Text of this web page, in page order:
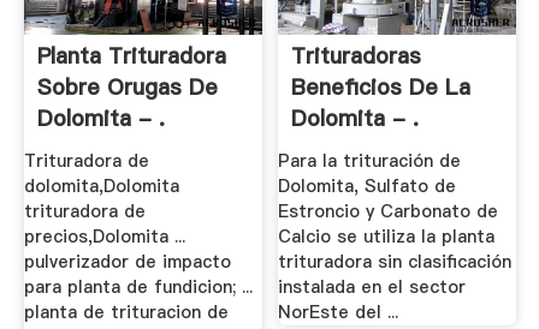
Planta Trituradora
Sobre Orugas De
Dolomita - .
Trituradora de
dolomita,Dolomita
trituradora de
precios,Dolomita ...
pulverizador de impacto
para planta de fundicion; ...
planta de trituracion de
Trituradoras
Beneficios De La
Dolomita - .
Para la trituración de
Dolomita, Sulfato de
Estroncio y Carbonato de
Calcio se utiliza la planta
trituradora sin clasificación
instalada en el sector
NorEste del ...